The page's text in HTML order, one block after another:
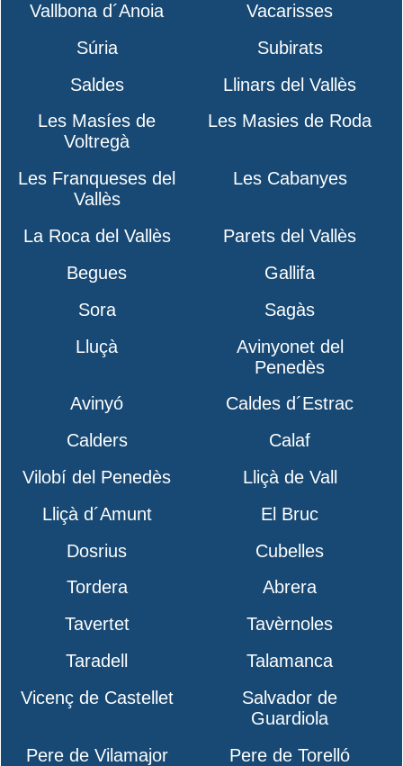
Vallbona d´Anoia
Vacarisses
Súria
Subirats
Saldes
Llinars del Vallès
Les Masíes de
Voltregà
Les Masies de Roda
Les Franqueses del
Vallès
Les Cabanyes
La Roca del Vallès
Parets del Vallès
Begues
Gallifa
Sora
Sagàs
Lluçà
Avinyonet del
Penedès
Avinyó
Caldes d´Estrac
Calders
Calaf
Vilobí del Penedès
Lliçà de Vall
Lliçà d´Amunt
El Bruc
Dosrius
Cubelles
Tordera
Abrera
Tavertet
Tavèrnoles
Taradell
Talamanca
Vicenç de Castellet
Salvador de
Guardiola
Pere de Vilamajor
Pere de Torelló